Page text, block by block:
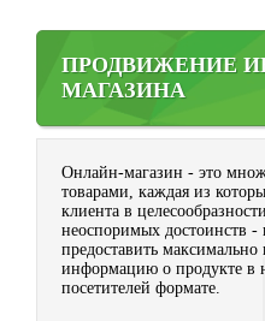
ПРОДВИЖЕНИЕ
МАГАЗИНА
Онлайн-магазин - это
товарами, каждая из
клиента в
неоспоримых достоинств -
предоставить
информацию о продукте в
посетителей формате.